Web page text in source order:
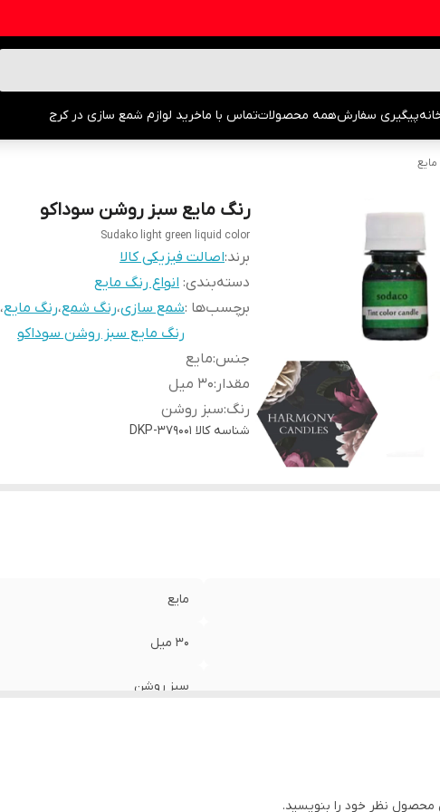
پیگیری سفارشهمه محصولاتتماس با ماخرید لوازم شمع سازی در کرج
رنگ مایع سبز روشن سوداکو
Sudako light green liquid color
برند:اصالت فیزیکی کالا
دسته‌بندی: انواع رنگ مایع
برچسب‌ها :شمع سازی،رنگ شمع،رنگ مایع،
رنگ مایع سبز روشن سوداکو
جنس:مایع
مقدار :۳۰ میل
رنگ:سبز روشن
شناسه کالا DKP-379001
مایع
۳۰ میل
سبز روشن
محصول نظر خود را بنویسید.